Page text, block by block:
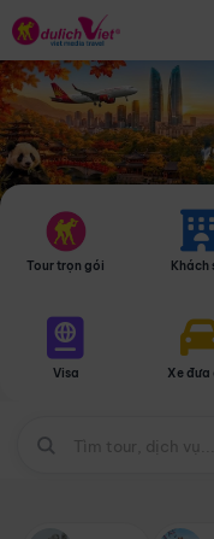
Tour trọn gói Khách
Visa Xe đưa